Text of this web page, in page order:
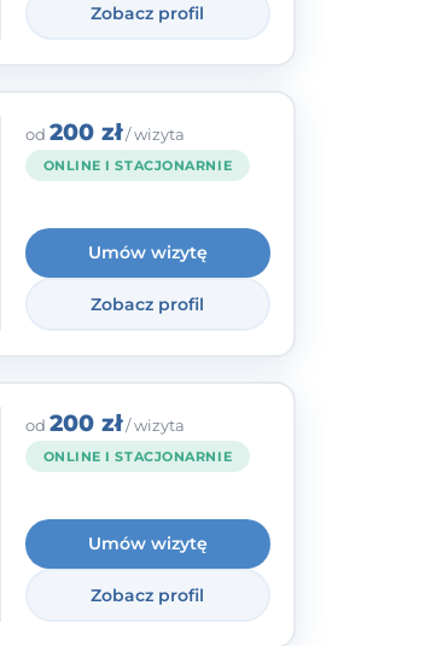
Zobacz profil
od 200 zł/ wizyta
ONLINE I STACJONARNIE
Umów wizytę
Zobacz profil
od 200 zł/ wizyta
ONLINE I STACJONARNIE
Umów wizytę
Zobacz profil